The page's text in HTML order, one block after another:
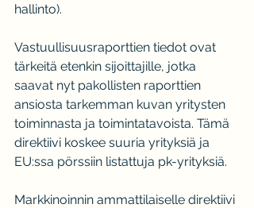
hallinto).
Vastuullisuusraporttien tiedot ovat
tärkeitä etenkin sijoittajille, jotka
saavat nyt pakollisten raporttien
ansiosta tarkemman kuvan yritysten
toiminnasta ja toimintatavoista. Tämä
direktiivi koskee suuria yrityksiä ja
EU:ssa pörssiin listattuja pk-yrityksiä.
Markkinoinnin ammattilaiselle direktiivi